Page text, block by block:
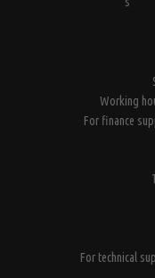
Working
For finance
For technical